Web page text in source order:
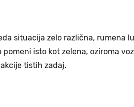
situacija zelo različna, rumena
pomeni isto kot zelena, oziroma
tistih zadaj.